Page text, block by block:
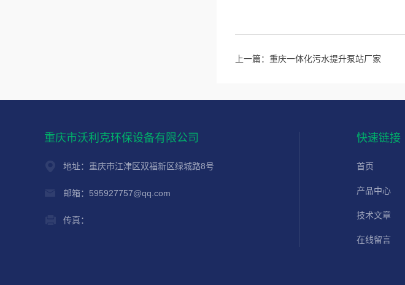
上一篇： 重庆一体化污水提升泵站厂家
重庆市沃利克环保设备有限公司
地址：重庆市江津区双福新区绿城路8号
邮箱：595927757@qq.com
传真：
快速链接
首页
产品中心
技术文章
在线留言